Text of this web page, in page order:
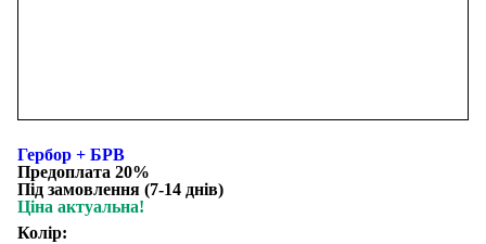
Гербор + БРВ
Предоплата 20%
Під замовлення (7-14 днів)
Ціна актуальна!
Колір: